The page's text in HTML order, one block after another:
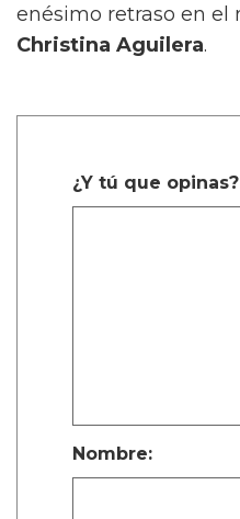
enésimo retraso en el
Christina Aguilera.
¿Y tú que opinas?
Nombre: